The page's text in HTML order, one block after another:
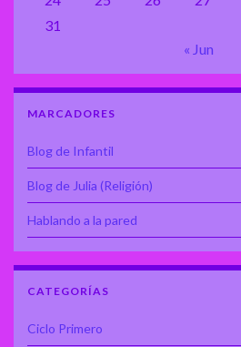
31
« Jun
MARCADORES
Blog de Infantil
Blog de Julia (Religión)
Hablando a la pared
CATEGORÍAS
Ciclo Primero